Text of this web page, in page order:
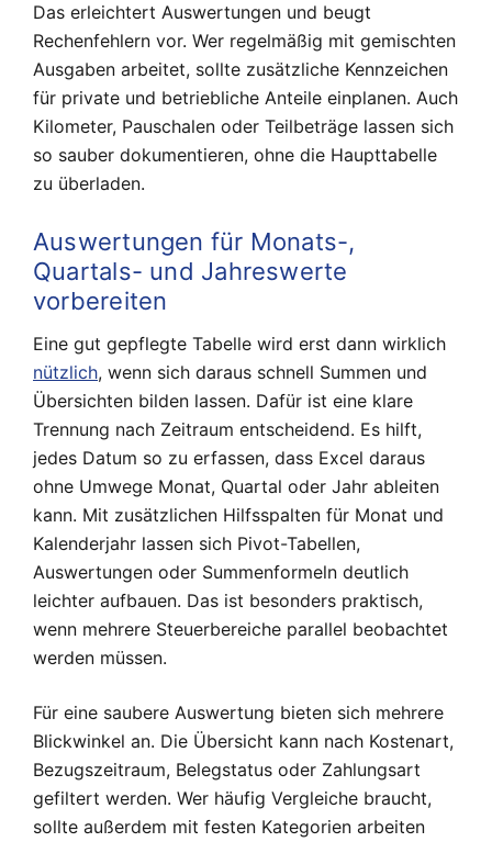
Das erleichtert Auswertungen und beugt
Rechenfehlern vor. Wer regelmäßig mit gemischten
Ausgaben arbeitet, sollte zusätzliche Kennzeichen
für private und betriebliche Anteile einplanen. Auch
Kilometer, Pauschalen oder Teilbeträge lassen sich
so sauber dokumentieren, ohne die Haupttabelle
zu überladen.
Auswertungen für Monats-,
Quartals- und Jahreswerte
vorbereiten
Eine gut gepflegte Tabelle wird erst dann wirklich
nützlich, wenn sich daraus schnell Summen und
Übersichten bilden lassen. Dafür ist eine klare
Trennung nach Zeitraum entscheidend. Es hilft,
jedes Datum so zu erfassen, dass Excel daraus
ohne Umwege Monat, Quartal oder Jahr ableiten
kann. Mit zusätzlichen Hilfsspalten für Monat und
Kalenderjahr lassen sich Pivot-Tabellen,
Auswertungen oder Summenformeln deutlich
leichter aufbauen. Das ist besonders praktisch,
wenn mehrere Steuerbereiche parallel beobachtet
werden müssen.
Für eine saubere Auswertung bieten sich mehrere
Blickwinkel an. Die Übersicht kann nach Kostenart,
Bezugszeitraum, Belegstatus oder Zahlungsart
gefiltert werden. Wer häufig Vergleiche braucht,
sollte außerdem mit festen Kategorien arbeiten